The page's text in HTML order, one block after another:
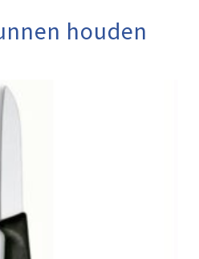
houden